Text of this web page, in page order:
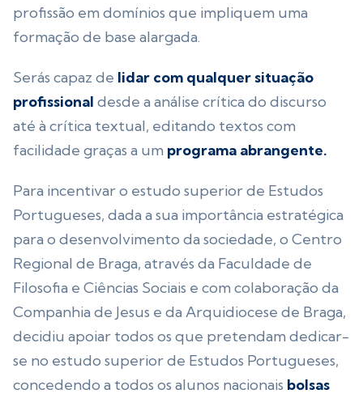
profissão em domínios que impliquem uma
formação de base alargada.
Serás capaz de lidar com qualquer situação
profissional desde a análise crítica do discurso
até à crítica textual, editando textos com
facilidade graças a um programa abrangente.
Para incentivar o estudo superior de Estudos
Portugueses, dada a sua importância estratégica
para o desenvolvimento da sociedade, o Centro
Regional de Braga, através da Faculdade de
Filosofia e Ciências Sociais e com colaboração da
Companhia de Jesus e da Arquidiocese de Braga,
decidiu apoiar todos os que pretendam dedicar-
se no estudo superior de Estudos Portugueses,
concedendo a todos os alunos nacionais bolsas